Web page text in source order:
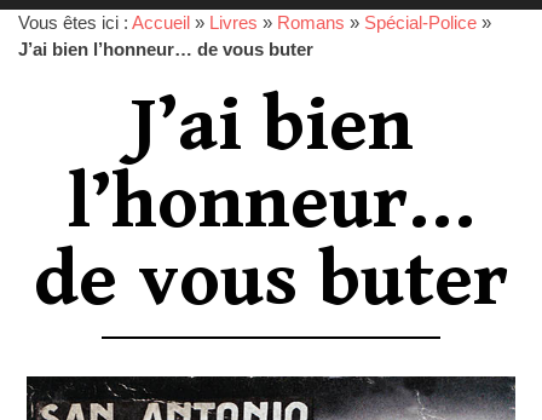
Vous êtes ici : Accueil » Livres » Romans » Spécial-Police »
J’ai bien l’honneur… de vous buter
J’ai bien
l’honneur…
de vous buter